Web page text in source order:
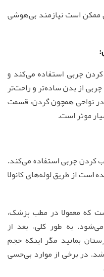
است نیازمند بی‌هوشی
چربی استفاده می‌کند و
از بدن ساده‌تر و راحت‌تر
در نواحی همچون گردن، قسمت
موثر است.
کردن چربی استفاده می‌کند.
است از طریق لوله‌های کانولا
که معمولا در مطب پزشک،
به طور کلی، بعد از
بمانید مگر اینکه حجم
در برخی از موارد بی‌حسی